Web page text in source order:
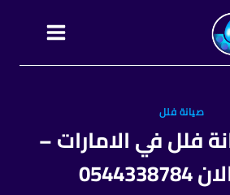
صيانة فلل
فلل في الامارات –